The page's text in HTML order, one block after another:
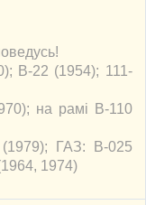
В-22 (1954); 111-
рамі В-110
ГАЗ: В-025
1974)